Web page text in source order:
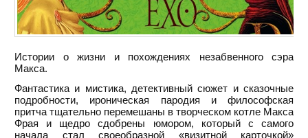
Истории о жизни и похождениях незабвенного сэра
Макса.
Фантастика и мистика, детективный сюжет и сказочные
подробности, ироническая пародия и философская
притча тщательно перемешаны в творческом котле Макса
Фрая и щедро сдобрены юмором, который с самого
начала стал своеобразной «визитной карточкой»